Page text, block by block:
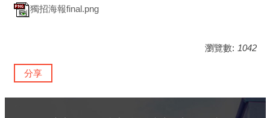
獨招海報final.png
瀏覽數: 1042
分享